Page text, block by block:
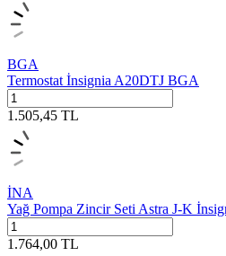
BGA
Termostat İnsignia A20DTJ BGA
1.505,45 TL
İNA
Yağ Pompa Zincir Seti Astra J-K
1.764,00 TL